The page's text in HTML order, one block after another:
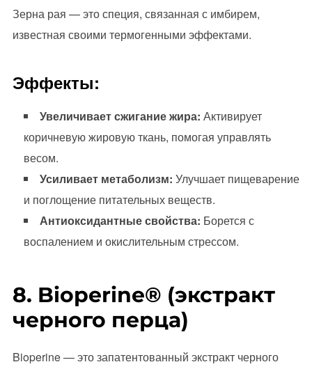
Зерна рая — это специя, связанная с имбирем,
известная своими термогенными эффектами.
Эффекты:
Увеличивает сжигание жира: Активирует
коричневую жировую ткань, помогая управлять
весом.
Усиливает метаболизм: Улучшает пищеварение
и поглощение питательных веществ.
Антиоксидантные свойства: Борется с
воспалением и окислительным стрессом.
8. Bioperine® (экстракт
черного перца)
Bioperine — это запатентованный экстракт черного